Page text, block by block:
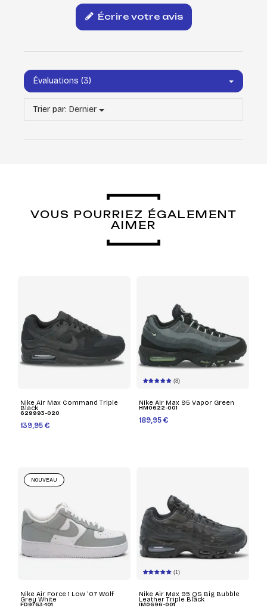
Écrire votre avis
Évaluations (3)
Trier par: Dernier
VOUS POURRIEZ ÉGALEMENT
AIMER
Nike Air Max Command Triple
Black
629993-020
139,95 €
(8)
Nike Air Max 95 Vapor Green
HM0622-001
189,95 €
Nike Air Force 1 Low '07 Wolf
Grey White
FD9763-101
NOUVEAU
(1)
Nike Air Max 95 QS Big Bubble
Leather Triple Black
IM0696-001